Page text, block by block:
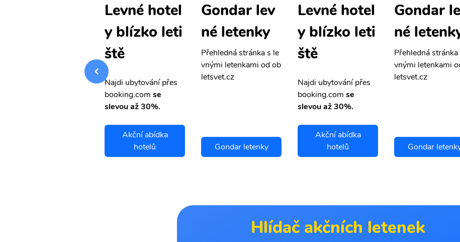
vnými letenkami od ob
Levné hotel
y blízko leti
ště
Najdi ubytování přes
booking.com se
slevou až 30%.
Akční abídka
hotelů
Gondar lev
né letenky
Přehledná stránka s le
vnými letenkami od ob
letsvet.cz
Gondar letenky
Levné hotel
y blízko leti
ště
Najdi ubytování přes
booking.com se
slevou až 30%.
Akční abídka
hotelů
Gondar
né
Přehledná stránka
vnými letenkami
letsvet.cz
Gondar
Hlídač akčních letenek